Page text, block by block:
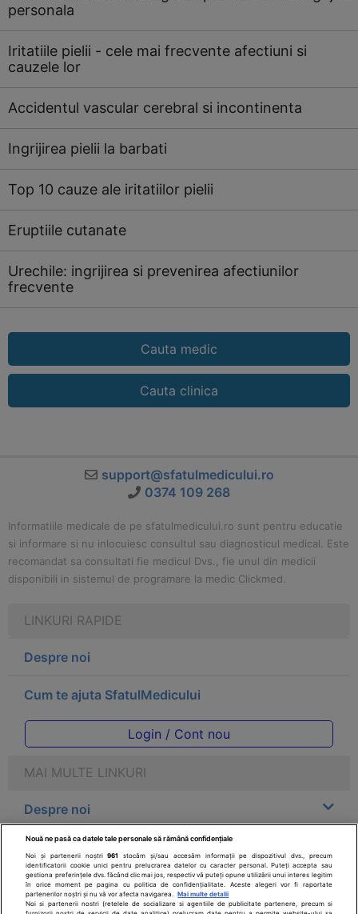
personala
Iritatiile pielii - cele mai frecvente afectiuni si
cauzele lor
Accidentul vascular cerebral si incontinenta
Ingrijirea pielii la barbati
Top 10 cauze ale iritatiilor pielii
Eruptiile cutanate
Urechile: ingrijirea si prevenirea afectiunilor
frecvente
Cauta medic
Cauta clinica
support@sfatulmedicului.ro
0374 109 268
Informatiile medicale de pe sfatulmedicului.ro sunt pentru educatie
si informare si nu inlocuiesc consultul sau diagnosticul medical. Este
recomandat sa consultati fie medicul Dvs., fie unul din medicii
disponibili in sistemul de programare la medic Clickmed.
LINKURI RAPIDE
Despre noi
Cum te ajuta SfatulMedicului
Login / Cont nou
MAI MULTE LINKURI
Despre noi
Legal
Drepturile consumatorului
Nouă ne pasă ca datele tale personale să rămână confidențiale
Noi și partenerii noștri961
stocăm și/sau accesăm informații pe dispozitivul dvs., precum
identificatorii cookie unici pentru prelucrarea datelor cu caracter personal. Puteți accepta sau
gestiona preferințele dvs. făcând clic mai jos, respectiv vă puteți opune utilizării unui interes legitim
în orice moment pe pagina cu politica de confidențialitate. Aceste alegeri vor fi raportate
partenerilor noștri și nu vă vor afecta navigarea.
Mai multe detalii
Noi si partenerii nostri (retelele de socializare si agentiile de publicitate partenere, precum si